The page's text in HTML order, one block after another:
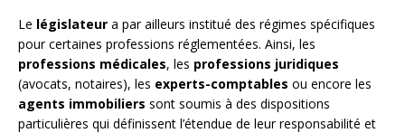
Le législateur a par ailleurs institué des régimes spécifiques
pour certaines professions réglementées. Ainsi, les
professions médicales, les professions juridiques
(avocats, notaires), les experts-comptables ou encore les
agents immobiliers sont soumis à des dispositions
particulières qui définissent l’étendue de leur responsabilité et